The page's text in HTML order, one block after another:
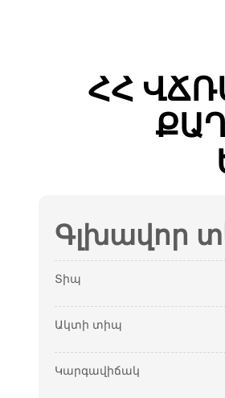
ՀՀ
Գլխավոր
Տիպ
Ակտի տիպ
Կարգավիճակ